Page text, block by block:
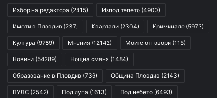
Избор на редактора (2415) Изпод тепето (4900)
Имоти в Пловдив (237) Квартали (2304) Криминале (5973)
Култура (9789) Мнения (12142) Моите отговори (115)
Новини (54289) Нощна смяна (1484)
Образование в Пловдив (736) Община Пловдив (2143)
ПУЛС (2542) Под лупа (1613) Под небето (6493)